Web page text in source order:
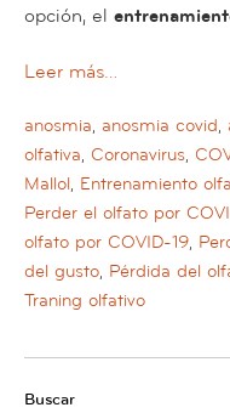
opción, el
Leer más…
anosmia, anosmia covid,
olfativa, Coronavirus,
Mallol, Entrenamiento
Perder el olfato por
olfato por COVID-19,
del gusto, Pérdida del
Traning olfativo
Buscar